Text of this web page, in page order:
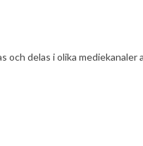
och delas i olika